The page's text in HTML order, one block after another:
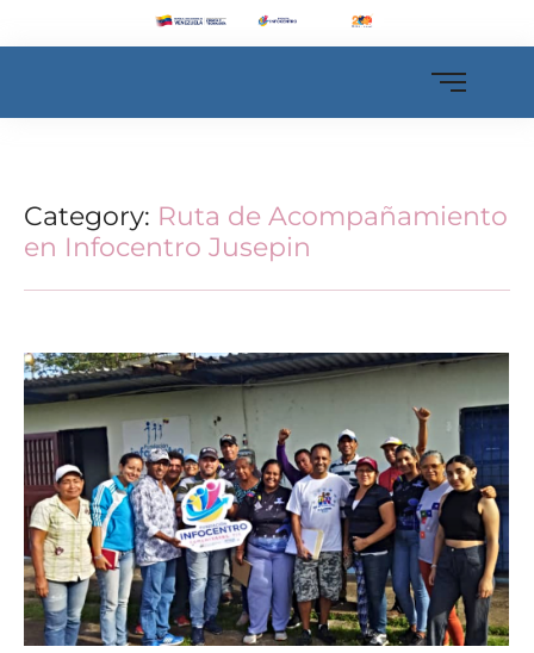
Category: Ruta de Acompañamiento
en Infocentro Jusepin